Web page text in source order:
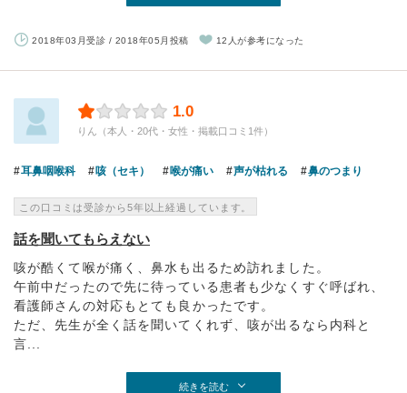
2018年03月受診 / 2018年05月投稿 12人が参考になった
1.0
りん（本人・20代・女性・掲載口コミ1件）
耳鼻咽喉科 咳（セキ） 喉が痛い 声が枯れる 鼻のつまり
この口コミは受診から5年以上経過しています。
話を聞いてもらえない
咳が酷くて喉が痛く、鼻水も出るため訪れました。
午前中だったので先に待っている患者も少なくすぐ呼ばれ、
看護師さんの対応もとても良かったです。
ただ、先生が全く話を聞いてくれず、咳が出るなら内科と
言...
続きを読む